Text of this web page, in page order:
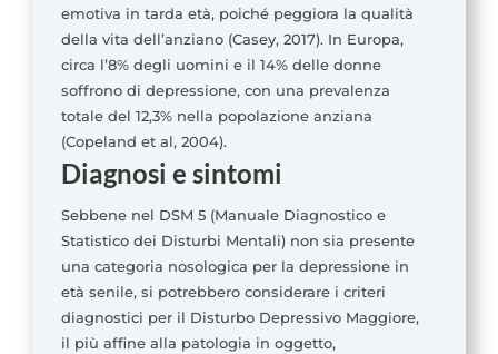
emotiva in tarda età, poiché peggiora la qualità
della vita dell’anziano (Casey, 2017). In Europa,
circa l’8% degli uomini e il 14% delle donne
soffrono di depressione, con una prevalenza
totale del 12,3% nella popolazione anziana
(Copeland et al, 2004).
Diagnosi e sintomi
Sebbene nel DSM 5 (Manuale Diagnostico e
Statistico dei Disturbi Mentali) non sia presente
una categoria nosologica per la depressione in
età senile, si potrebbero considerare i criteri
diagnostici per il Disturbo Depressivo Maggiore,
il più affine alla patologia in oggetto,